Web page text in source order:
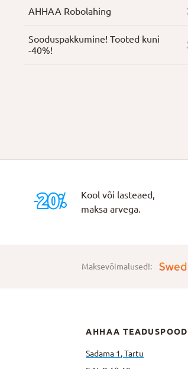
AHHAA Robolahing
Soodus­pakkumine! Tooted kuni
-40%!
Kool või lasteaed,
maksa arvega.
Maksevõimalused!:
AHHAA TEADUSPOOD
Sadama 1, Tartu